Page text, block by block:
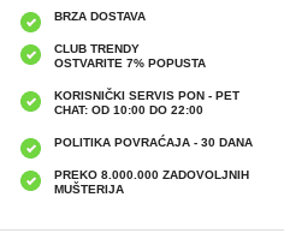
BRZA DOSTAVA
CLUB TRENDY
OSTVARITE 7% POPUSTA
KORISNIČKI SERVIS PON - PET
CHAT: OD 10:00 DO 22:00
POLITIKA POVRAĆAJA - 30 DANA
PREKO 8.000.000 ZADOVOLJNIH
MUŠTERIJA